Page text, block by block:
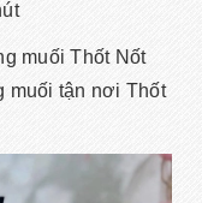
muối Thốt Nốt
muối tận nơi Thốt